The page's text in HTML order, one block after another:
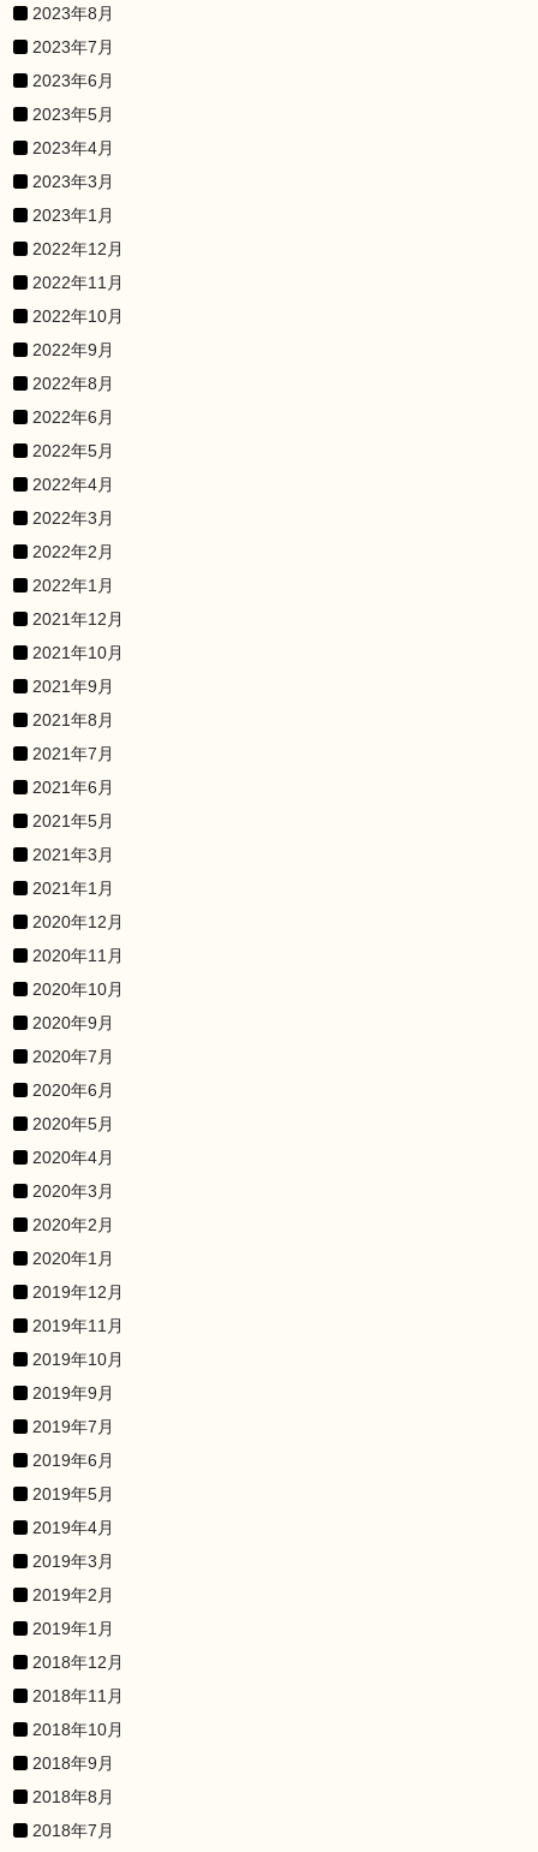
2023年8月
2023年7月
2023年6月
2023年5月
2023年4月
2023年3月
2023年1月
2022年12月
2022年11月
2022年10月
2022年9月
2022年8月
2022年6月
2022年5月
2022年4月
2022年3月
2022年2月
2022年1月
2021年12月
2021年10月
2021年9月
2021年8月
2021年7月
2021年6月
2021年5月
2021年3月
2021年1月
2020年12月
2020年11月
2020年10月
2020年9月
2020年7月
2020年6月
2020年5月
2020年4月
2020年3月
2020年2月
2020年1月
2019年12月
2019年11月
2019年10月
2019年9月
2019年7月
2019年6月
2019年5月
2019年4月
2019年3月
2019年2月
2019年1月
2018年12月
2018年11月
2018年10月
2018年9月
2018年8月
2018年7月